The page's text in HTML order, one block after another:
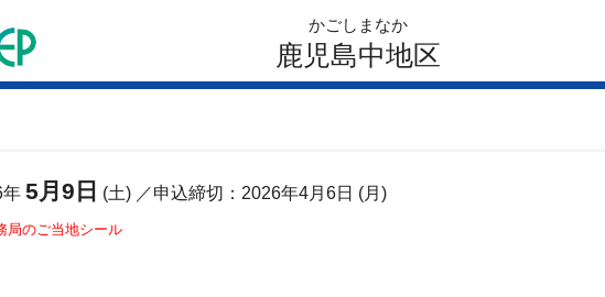
かごしまなか
鹿児島中地区
年5月9日 (土) ／申込締切：2026年4月6日 (月)
局のご当地シール